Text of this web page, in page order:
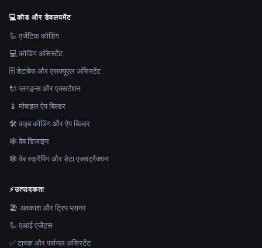
💻कोड और डेवलपमेंट
🦾 एजेंटिक कोडिंग
💻 कोडिंग असिस्टेंट
🗄️ डेटाबेस और एसक्यूएल असिस्टेंट
🔌 प्लगइन्स और एक्सटेंशन
📱 मोबाइल ऐप बिल्डर
🛠️ वाइब कोडिंग और ऐप बिल्डर
🕸 वेब डिजाइन
🕸️ वेब स्क्रैपिंग और डेटा एक्सट्रैक्शन
⚡उत्पादकता
🏖 अवकाश और ट्रिप प्लानर
🦾 एआई एजेंट्स
✅ टास्क और पर्सनल असिस्टेंट